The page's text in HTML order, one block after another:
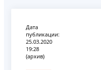
Дата
публикации:
25.03.2020
19:28
(архив)